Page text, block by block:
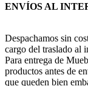
ENVÍOS AL
Despachamos sin
cargo del traslado al
Para entrega de
productos antes de
que queden bien